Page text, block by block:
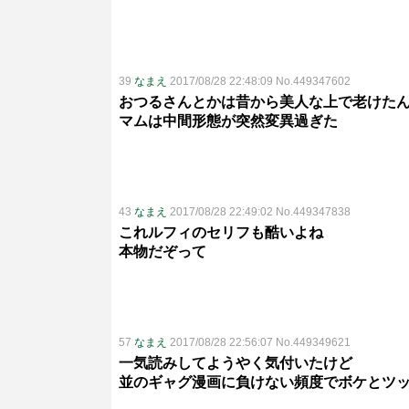
39 なまえ 2017/08/28 22:48:09 No.449347602
おつるさんとかは昔から美人な上で老けた
マムは中間形態が突然変異過ぎた
43 なまえ 2017/08/28 22:49:02 No.449347838
これルフィのセリフも酷いよね
本物だぞって
57 なまえ 2017/08/28 22:56:07 No.449349621
一気読みしてようやく気付いたけど
並のギャグ漫画に負けない頻度でボケとツ